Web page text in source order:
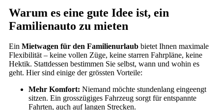
Warum es eine gute Idee ist, ein
Familienauto zu mieten
Ein Mietwagen für den Familienurlaub bietet Ihnen maximale
Flexibilität – keine vollen Züge, keine starren Fahrpläne, keine
Hektik. Stattdessen bestimmen Sie selbst, wann und wohin es
geht. Hier sind einige der grössten Vorteile:
Mehr Komfort: Niemand möchte stundenlang eingeengt
sitzen. Ein grosszügiges Fahrzeug sorgt für entspannte
Fahrten, auch auf langen Strecken.